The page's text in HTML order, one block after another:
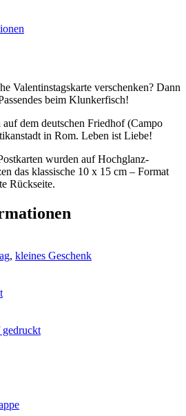
Valentinstagskarte verschenken? Dann
beim Klunkerfisch!
dem deutschen Friedhof (Campo
in Rom. Leben ist Liebe!
wurden auf Hochglanz-
das klassische 10 x 15 cm – Format
Rückseite.
, kleines Geschenk
gedruckt